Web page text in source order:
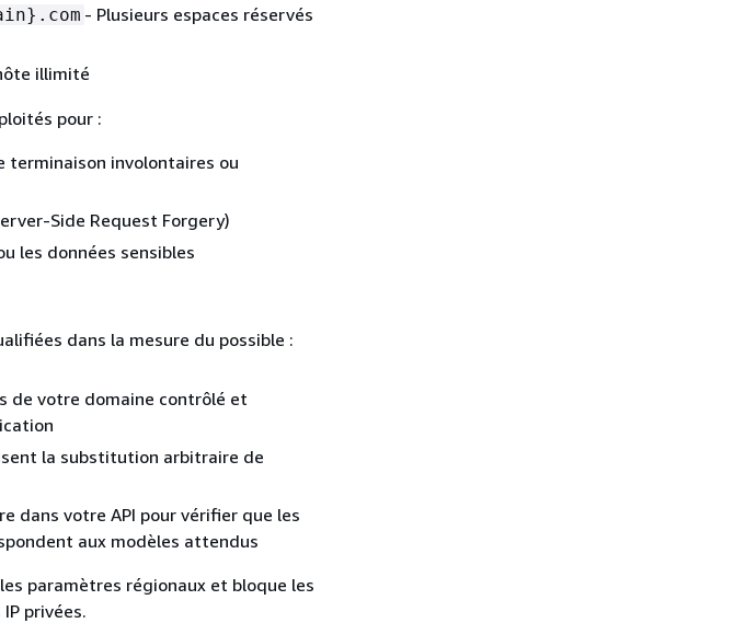
- Plusieurs espaces réservés
illimité
pour :
terminaison involontaires ou
Side Request Forgery)
les données sensibles
dans la mesure du possible :
de votre domaine contrôlé et
la substitution arbitraire de
dans votre API pour vérifier que les
aux modèles attendus
paramètres régionaux et bloque les
privées.